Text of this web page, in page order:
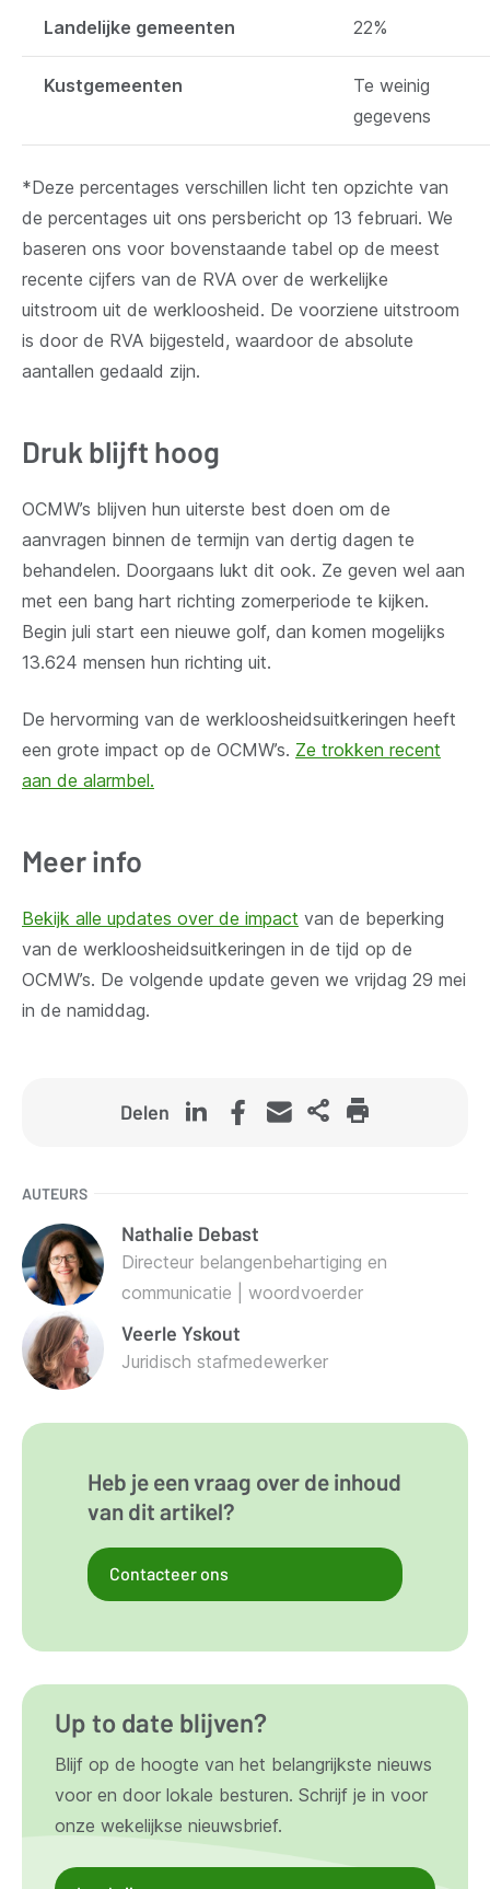
Landelijke gemeenten 22%
Kustgemeenten
Te weinig
gegevens
*Deze percentages verschillen licht ten opzichte van
de percentages uit ons persbericht op 13 februari. We
baseren ons voor bovenstaande tabel op de meest
recente cijfers van de RVA over de werkelijke
uitstroom uit de werkloosheid. De voorziene uitstroom
is door de RVA bijgesteld, waardoor de absolute
aantallen gedaald zijn.
Druk blijft hoog
OCMW’s blijven hun uiterste best doen om de
aanvragen binnen de termijn van dertig dagen te
behandelen. Doorgaans lukt dit ook. Ze geven wel aan
met een bang hart richting zomerperiode te kijken.
Begin juli start een nieuwe golf, dan komen mogelijks
13.624 mensen hun richting uit.
De hervorming van de werkloosheidsuitkeringen heeft
een grote impact op de OCMW’s. Ze trokken recent
aan de alarmbel.
Meer info
Bekijk alle updates over de impact van de beperking
van de werkloosheidsuitkeringen in de tijd op de
OCMW’s. De volgende update geven we vrijdag 29 mei
in de namiddag.
Delen
AUTEURS
Nathalie Debast
Directeur belangenbehartiging en
communicatie | woordvoerder
Veerle Yskout
Juridisch stafmedewerker
Heb je een vraag over de inhoud
van dit artikel?
Contacteer ons
Up to date blijven?
Blijf op de hoogte van het belangrijkste nieuws
voor en door lokale besturen. Schrijf je in voor
onze wekelijkse nieuwsbrief.